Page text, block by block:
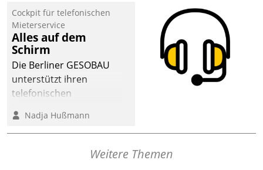
der
Wohnungswirtschaft“.
Bewerben können sich
dafür ein Team
bestehend aus
Wohnungsunternehmen
und PropTech.
Cockpit für telefonischen
Mieterservice
Alles auf dem
Schirm
Die Berliner GESOBAU
unterstützt ihren
telefonischen
digitalen Cockpit, das
situationsbezogen
passende Fragen und
Nadja Hußmann
Weitere Themen